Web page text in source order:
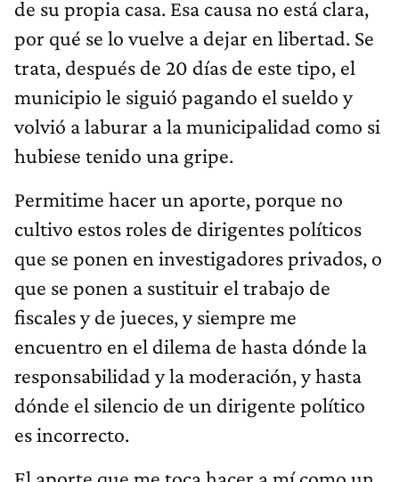
por qué se lo vuelve a dejar en libertad. Se
trata, después de 20 días de este tipo, el
municipio le siguió pagando el sueldo y
volvió a laburar a la municipalidad como si
hubiese tenido una gripe.
Permitime hacer un aporte, porque no
cultivo estos roles de dirigentes políticos
que se ponen en investigadores privados, o
que se ponen a sustituir el trabajo de
fiscales y de jueces, y siempre me
encuentro en el dilema de hasta dónde la
responsabilidad y la moderación, y hasta
dónde el silencio de un dirigente político
es incorrecto.